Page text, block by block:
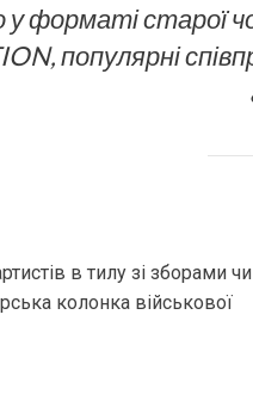
у форматі старої
популярні
в тилу зі зборами чи
колонка військової